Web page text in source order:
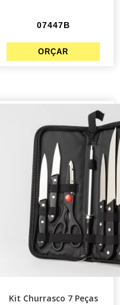
07447B
Kit Churrasco 7 Peças